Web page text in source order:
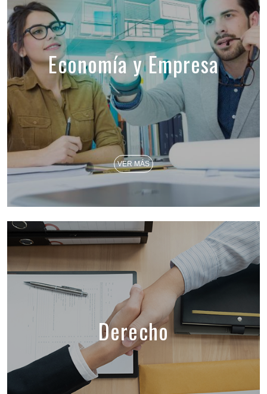
Economía y Empresa
VER MÁS
Derecho